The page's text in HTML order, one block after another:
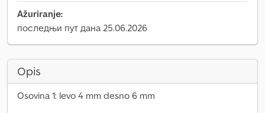
Ažuriranje:
последњи пут дана 25.06.2026
Opis
Osovina 1: levo 4 mm desno 6 mm